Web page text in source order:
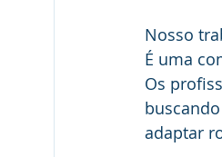
Nosso
É uma
Os
buscando
adaptar